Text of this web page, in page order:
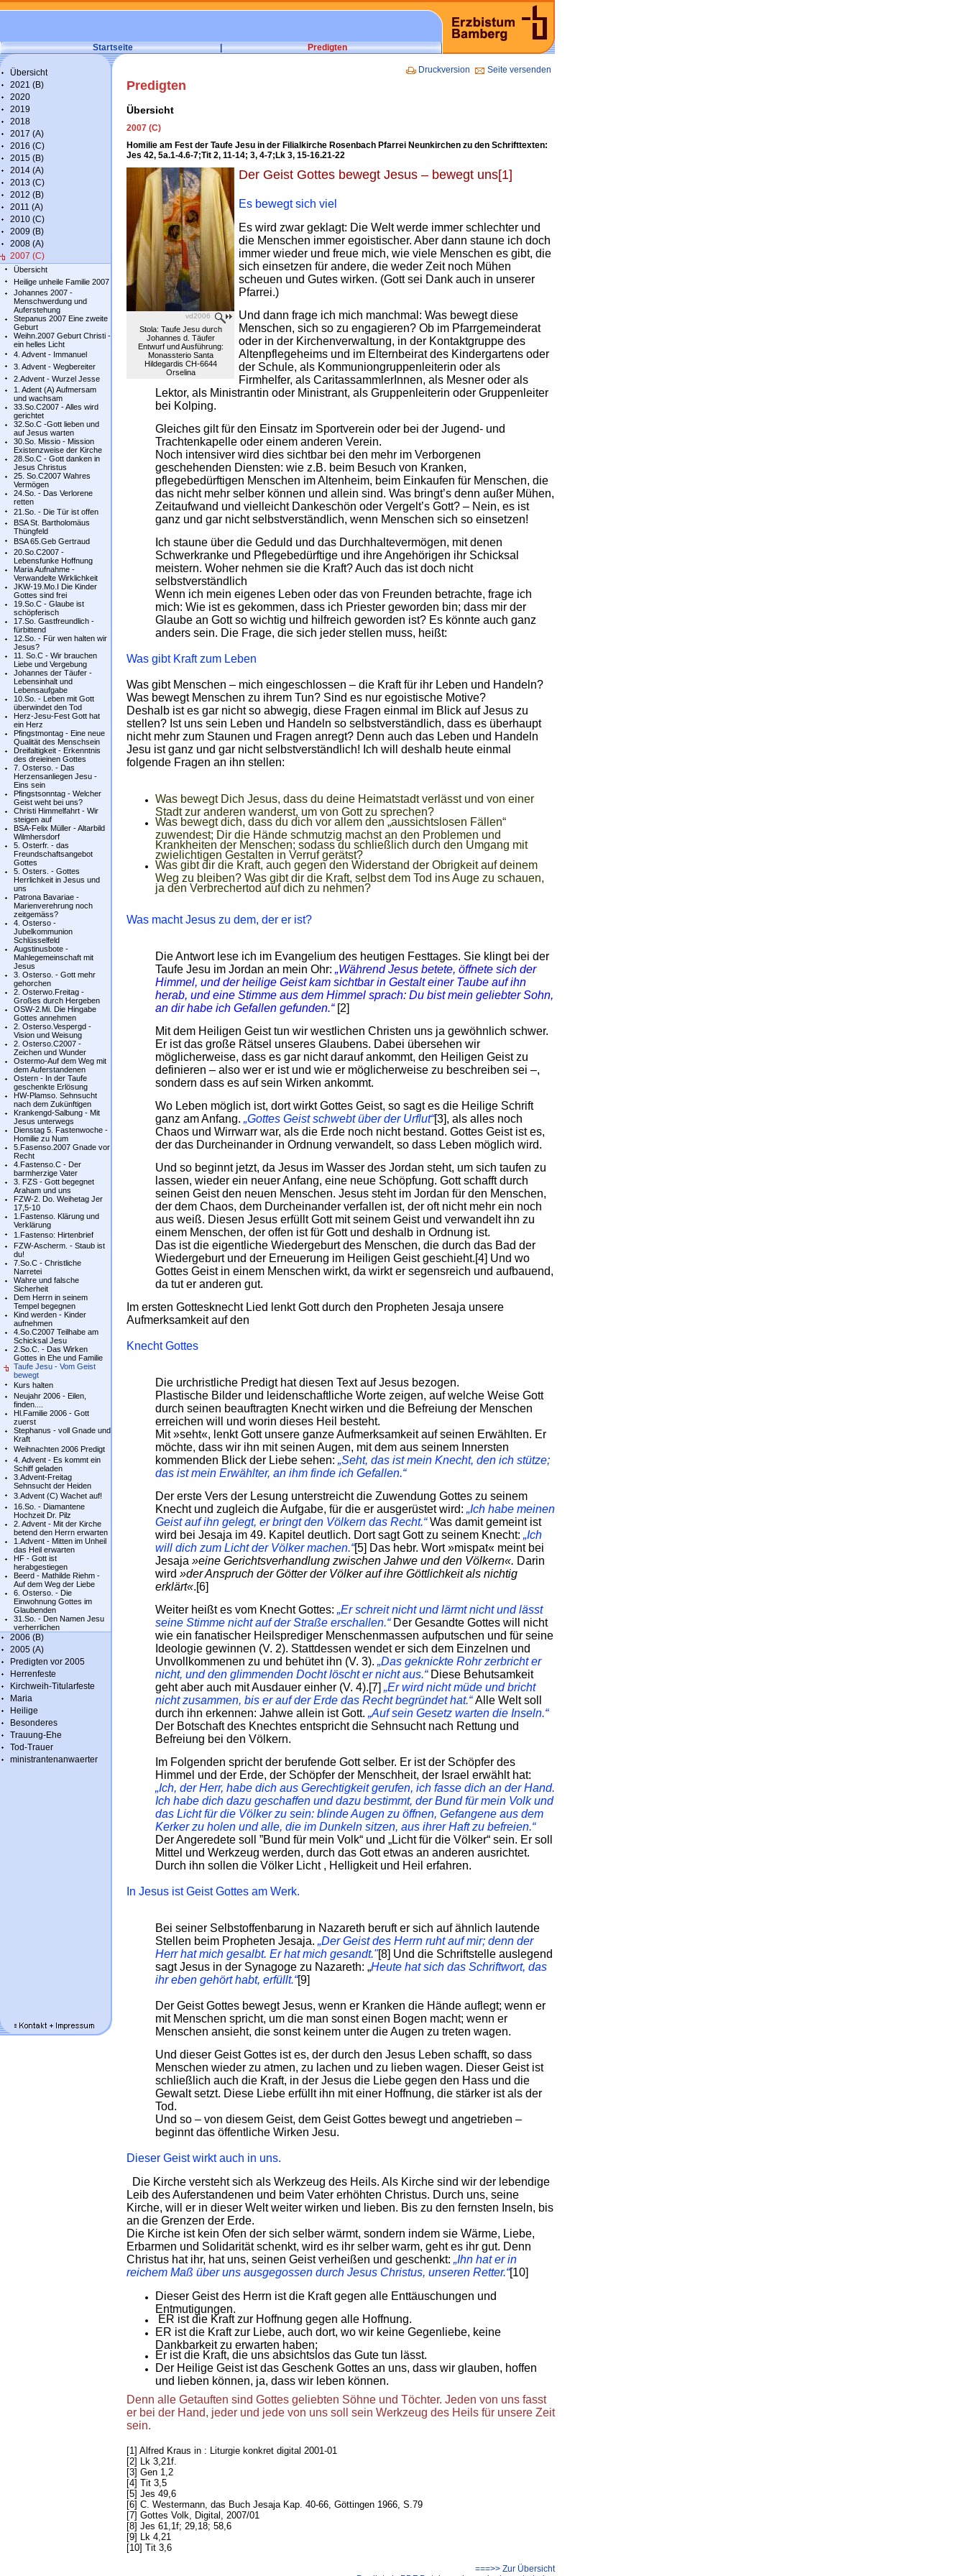
Startseite | Predigten
Übersicht
2021 (B)
2020
2019
2018
2017 (A)
2016 (C)
2015 (B)
2014 (A)
2013 (C)
2012 (B)
2011 (A)
2010 (C)
2009 (B)
2008 (A)
2007 (C)
Übersicht
Heilige unheile Familie 2007
Johannes 2007 -
Menschwerdung und
Auferstehung
Stepanus 2007 Eine zweite
Geburt
Weihn.2007 Geburt Christi -
ein helles Licht
4. Advent - Immanuel
3. Advent - Wegbereiter
2.Advent - Wurzel Jesse
1. Adent (A) Aufmersam
und wachsam
33.So.C2007 - Alles wird
gerichtet
32.So.C -Gott lieben und
auf Jesus warten
30.So. Missio - Mission
Existenzweise der Kirche
28.So.C - Gott danken in
Jesus Christus
25. So.C2007 Wahres
Vermögen
24.So. - Das Verlorene
retten
21.So. - Die Tür ist offen
BSA St. Bartholomäus
Thüngfeld
BSA 65.Geb Gertraud
20.So.C2007 -
Lebensfunke Hoffnung
Maria Aufnahme -
Verwandelte Wirklichkeit
JKW-19.Mo.I Die Kinder
Gottes sind frei
19.So.C - Glaube ist
schöpferisch
17.So. Gastfreundlich -
fürbittend
12.So. - Für wen halten wir
Jesus?
11. So.C - Wir brauchen
Liebe und Vergebung
Johannes der Täufer -
Lebensinhalt und
Lebensaufgabe
10.So. - Leben mit Gott
überwindet den Tod
Herz-Jesu-Fest Gott hat
ein Herz
Pfingstmontag - Eine neue
Qualität des Menschsein
Dreifaltigkeit - Erkenntnis
des dreieinen Gottes
7. Osterso. - Das
Herzensanliegen Jesu -
Eins sein
Pfingstsonntag - Welcher
Geist weht bei uns?
Christi Himmelfahrt - Wir
steigen auf
BSA-Felix Müller - Altarbild
Wilmhersdorf
5. Osterfr. - das
Freundschaftsangebot
Gottes
5. Osters. - Gottes
Herrlichkeit in Jesus und
uns
Patrona Bavariae -
Marienverehrung noch
zeitgemäss?
4. Osterso -
Jubelkommunion
Schlüsselfeld
Augstinusbote -
Mahlegemeinschaft mit
Jesus
3. Osterso. - Gott mehr
gehorchen
2. Osterwo.Freitag -
Großes durch Hergeben
OSW-2.Mi. Die Hingabe
Gottes annehmen
2. Osterso.Vespergd -
Vision und Weisung
2. Osterso.C2007 -
Zeichen und Wunder
Ostermo-Auf dem Weg mit
dem Auferstandenen
Ostern - In der Taufe
geschenkte Erlösung
HW-Plamso. Sehnsucht
nach dem Zukünftigen
Krankengd-Salbung - Mit
Jesus unterwegs
Dienstag 5. Fastenwoche -
Homilie zu Num
5.Fasenso.2007 Gnade vor
Recht
4.Fastenso.C - Der
barmherzige Vater
3. FZS - Gott begegnet
Araham und uns
FZW-2. Do. Weihetag Jer
17,5-10
1.Fastenso. Klärung und
Verklärung
1.Fastenso: Hirtenbrief
FZW-Ascherm. - Staub ist
du!
7.So.C - Christliche
Narretei
Wahre und falsche
Sicherheit
Dem Herrn in seinem
Tempel begegnen
Kind werden - Kinder
aufnehmen
4.So.C2007 Teilhabe am
Schicksal Jesu
2.So.C. - Das Wirken
Gottes in Ehe und Familie
Taufe Jesu - Vom Geist
bewegt
Kurs halten
Neujahr 2006 - Eilen,
finden....
Hl.Familie 2006 - Gott
zuerst
Stephanus - voll Gnade und
Kraft
Weihnachten 2006 Predigt
4. Advent - Es kommt ein
Schiff geladen
3.Advent-Freitag
Sehnsucht der Heiden
3.Advent (C) Wachet auf!
16.So. - Diamantene
Hochzeit Dr. Pilz
2. Advent - Mit der Kirche
betend den Herrn erwarten
1.Advent - Mitten im Unheil
das Heil erwarten
HF - Gott ist
herabgestiegen
Beerd - Mathilde Riehm -
Auf dem Weg der Liebe
6. Osterso. - Die
Einwohnung Gottes im
Glaubenden
31.So. - Den Namen Jesu
verherrlichen
2006 (B)
2005 (A)
Predigten vor 2005
Herrenfeste
Kirchweih-Titularfeste
Maria
Heilige
Besonderes
Trauung-Ehe
Tod-Trauer
ministrantenanwaerter
Druckversion Seite versenden
Predigten
Übersicht
2007 (C)
Homilie am Fest der Taufe Jesu in der Filialkirche Rosenbach Pfarrei Neunkirchen zu den Schrifttexten:
Jes 42, 5a.1-4.6-7;Tit 2, 11-14; 3, 4-7;Lk 3, 15-16.21-22
vd2006
Stola: Taufe Jesu durch
Johannes d. Täufer
Entwurf und Ausführung:
Monassterio Santa
Hildegardis CH-6644
Orselina
Der Geist Gottes bewegt Jesus – bewegt uns[1]
Es bewegt sich viel
Es wird zwar geklagt: Die Welt werde immer schlechter und
die Menschen immer egoistischer. Aber dann staune ich doch
immer wieder und freue mich, wie viele Menschen es gibt, die
sich einsetzen für andere, die weder Zeit noch Mühen
scheuen und Gutes wirken. (Gott sei Dank auch in unserer
Pfarrei.)
Und dann frage ich mich manchmal: Was bewegt diese
Menschen, sich so zu engagieren? Ob im Pfarrgemeinderat
oder in der Kirchenverwaltung, in der Kontaktgruppe des
Altenpflegeheims und im Elternbeirat des Kindergartens oder
der Schule, als Kommuniongruppenleiterin oder als
Firmhelfer, als CaritassammlerInnen, als Mesner oder als
Lektor, als Ministrantin oder Ministrant, als Gruppenleiterin oder Gruppenleiter
bei Kolping.
Gleiches gilt für den Einsatz im Sportverein oder bei der Jugend- und
Trachtenkapelle oder einem anderen Verein.
Noch intensiver wird dies sichtbar bei den mehr im Verborgenen
geschehenden Diensten: wie z.B. beim Besuch von Kranken,
pflegebedürftigen Menschen im Altenheim, beim Einkaufen für Menschen, die
das nicht mehr selber können und allein sind. Was bringt’s denn außer Mühen,
Zeitaufwand und vielleicht Dankeschön oder Vergelt’s Gott? – Nein, es ist
ganz und gar nicht selbstverständlich, wenn Menschen sich so einsetzen!
Ich staune über die Geduld und das Durchhaltevermögen, mit denen
Schwerkranke und Pflegebedürftige und ihre Angehörigen ihr Schicksal
meistern. Woher nehmen sie die Kraft? Auch das ist doch nicht
selbstverständlich
Wenn ich mein eigenes Leben oder das von Freunden betrachte, frage ich
mich: Wie ist es gekommen, dass ich Priester geworden bin; dass mir der
Glaube an Gott so wichtig und hilfreich geworden ist? Es könnte auch ganz
anders sein. Die Frage, die sich jeder stellen muss, heißt:
Was gibt Kraft zum Leben
Was gibt Menschen – mich eingeschlossen – die Kraft für ihr Leben und Handeln?
Was bewegt Menschen zu ihrem Tun? Sind es nur egoistische Motive?
Deshalb ist es gar nicht so abwegig, diese Fragen einmal im Blick auf Jesus zu
stellen? Ist uns sein Leben und Handeln so selbstverständlich, dass es überhaupt
nicht mehr zum Staunen und Fragen anregt? Denn auch das Leben und Handeln
Jesu ist ganz und gar nicht selbstverständlich! Ich will deshalb heute einmal
folgende Fragen an ihn stellen:
Was bewegt Dich Jesus, dass du deine Heimatstadt verlässt und von einer
Stadt zur anderen wanderst, um von Gott zu sprechen?
Was bewegt dich, dass du dich vor allem den „aussichtslosen Fällen“
zuwendest; Dir die Hände schmutzig machst an den Problemen und
Krankheiten der Menschen; sodass du schließlich durch den Umgang mit
zwielichtigen Gestalten in Verruf gerätst?
Was gibt dir die Kraft, auch gegen den Widerstand der Obrigkeit auf deinem
Weg zu bleiben? Was gibt dir die Kraft, selbst dem Tod ins Auge zu schauen,
ja den Verbrechertod auf dich zu nehmen?
Was macht Jesus zu dem, der er ist?
Die Antwort lese ich im Evangelium des heutigen Festtages. Sie klingt bei der
Taufe Jesu im Jordan an mein Ohr: „Während Jesus betete, öffnete sich der
Himmel, und der heilige Geist kam sichtbar in Gestalt einer Taube auf ihn
herab, und eine Stimme aus dem Himmel sprach: Du bist mein geliebter Sohn,
an dir habe ich Gefallen gefunden.“[2]
Mit dem Heiligen Geist tun wir westlichen Christen uns ja gewöhnlich schwer.
Er ist das große Rätsel unseres Glaubens. Dabei übersehen wir
möglicherweise, dass es gar nicht darauf ankommt, den Heiligen Geist zu
definieren – also wer er ist und wie er möglicherweise zu beschreiben sei –,
sondern dass es auf sein Wirken ankommt.
Wo Leben möglich ist, dort wirkt Gottes Geist, so sagt es die Heilige Schrift
ganz am Anfang. „Gottes Geist schwebt über der Urflut“[3], als alles noch
Chaos und Wirrwarr war, als die Erde noch nicht bestand. Gottes Geist ist es,
der das Durcheinander in Ordnung verwandelt, so dass Leben möglich wird.
Und so beginnt jetzt, da Jesus im Wasser des Jordan steht, um sich taufen zu
lassen, wieder ein neuer Anfang, eine neue Schöpfung. Gott schafft durch
seinen Geist den neuen Menschen. Jesus steht im Jordan für den Menschen,
der dem Chaos, dem Durcheinander verfallen ist, der oft nicht mehr ein noch
aus weiß. Diesen Jesus erfüllt Gott mit seinem Geist und verwandelt ihn zu
einem Menschen, der offen ist für Gott und deshalb in Ordnung ist.
Das ist die eigentliche Wiedergeburt des Menschen, die durch das Bad der
Wiedergeburt und der Erneuerung im Heiligen Geist geschieht.[4] Und wo
Gottes Geist in einem Menschen wirkt, da wirkt er segensreich und aufbauend,
da tut er anderen gut.
Im ersten Gottesknecht Lied lenkt Gott durch den Propheten Jesaja unsere
Aufmerksamkeit auf den
Knecht Gottes
Die urchristliche Predigt hat diesen Text auf Jesus bezogen.
Plastische Bilder und leidenschaftliche Worte zeigen, auf welche Weise Gott
durch seinen beauftragten Knecht wirken und die Befreiung der Menschen
erreichen will und worin dieses Heil besteht.
Mit »seht«, lenkt Gott unsere ganze Aufmerksamkeit auf seinen Erwählten. Er
möchte, dass wir ihn mit seinen Augen, mit dem aus seinem Innersten
kommenden Blick der Liebe sehen: „Seht, das ist mein Knecht, den ich stütze;
das ist mein Erwählter, an ihm finde ich Gefallen.“
Der erste Vers der Lesung unterstreicht die Zuwendung Gottes zu seinem
Knecht und zugleich die Aufgabe, für die er ausgerüstet wird: „Ich habe meinen
Geist auf ihn gelegt, er bringt den Völkern das Recht.“Was damit gemeint ist
wird bei Jesaja im 49. Kapitel deutlich. Dort sagt Gott zu seinem Knecht: „Ich
will dich zum Licht der Völker machen.“[5] Das hebr. Wort »mispat« meint bei
Jesaja »eine Gerichtsverhandlung zwischen Jahwe und den Völkern«. Darin
wird »der Anspruch der Götter der Völker auf ihre Göttlichkeit als nichtig
erklärt«.[6]
Weiter heißt es vom Knecht Gottes: „Er schreit nicht und lärmt nicht und lässt
seine Stimme nicht auf der Straße erschallen.“ Der Gesandte Gottes will nicht
wie ein fanatischer Heilsprediger Menschenmassen aufputschen und für seine
Ideologie gewinnen (V. 2). Stattdessen wendet er sich dem Einzelnen und
Unvollkommenen zu und behütet ihn (V. 3). „Das geknickte Rohr zerbricht er
nicht, und den glimmenden Docht löscht er nicht aus.“Diese Behutsamkeit
geht aber auch mit Ausdauer einher (V. 4).[7] „Er wird nicht müde und bricht
nicht zusammen, bis er auf der Erde das Recht begründet hat.“Alle Welt soll
durch ihn erkennen: Jahwe allein ist Gott. „Auf sein Gesetz warten die Inseln.“
Der Botschaft des Knechtes entspricht die Sehnsucht nach Rettung und
Befreiung bei den Völkern.
Im Folgenden spricht der berufende Gott selber. Er ist der Schöpfer des
Himmel und der Erde, der Schöpfer der Menschheit, der Israel erwählt hat:
„Ich, der Herr, habe dich aus Gerechtigkeit gerufen, ich fasse dich an der Hand.
Ich habe dich dazu geschaffen und dazu bestimmt, der Bund für mein Volk und
das Licht für die Völker zu sein: blinde Augen zu öffnen, Gefangene aus dem
Kerker zu holen und alle, die im Dunkeln sitzen, aus ihrer Haft zu befreien.“
Der Angeredete soll ”Bund für mein Volk“ und „Licht für die Völker“ sein. Er soll
Mittel und Werkzeug werden, durch das Gott etwas an anderen ausrichtet.
Durch ihn sollen die Völker Licht , Helligkeit und Heil erfahren.
In Jesus ist Geist Gottes am Werk.
Bei seiner Selbstoffenbarung in Nazareth beruft er sich auf ähnlich lautende
Stellen beim Propheten Jesaja. „Der Geist des Herrn ruht auf mir; denn der
Herr hat mich gesalbt. Er hat mich gesandt."[8] Und die Schriftstelle auslegend
sagt Jesus in der Synagoge zu Nazareth: „Heute hat sich das Schriftwort, das
ihr eben gehört habt, erfüllt.“[9]
Der Geist Gottes bewegt Jesus, wenn er Kranken die Hände auflegt; wenn er
mit Menschen spricht, um die man sonst einen Bogen macht; wenn er
Menschen ansieht, die sonst keinem unter die Augen zu treten wagen.
Und dieser Geist Gottes ist es, der durch den Jesus Leben schafft, so dass
Menschen wieder zu atmen, zu lachen und zu lieben wagen. Dieser Geist ist
schließlich auch die Kraft, in der Jesus die Liebe gegen den Hass und die
Gewalt setzt. Diese Liebe erfüllt ihn mit einer Hoffnung, die stärker ist als der
Tod.
Und so – von diesem Geist, dem Geist Gottes bewegt und angetrieben –
beginnt das öffentliche Wirken Jesu.
Dieser Geist wirkt auch in uns.
Die Kirche versteht sich als Werkzeug des Heils. Als Kirche sind wir der lebendige
Leib des Auferstandenen und beim Vater erhöhten Christus. Durch uns, seine
Kirche, will er in dieser Welt weiter wirken und lieben. Bis zu den fernsten Inseln, bis
an die Grenzen der Erde.
Die Kirche ist kein Ofen der sich selber wärmt, sondern indem sie Wärme, Liebe,
Erbarmen und Solidarität schenkt, wird es ihr selber warm, geht es ihr gut. Denn
Christus hat ihr, hat uns, seinen Geist verheißen und geschenkt: „Ihn hat er in
reichem Maß über uns ausgegossen durch Jesus Christus, unseren Retter.“[10]
Dieser Geist des Herrn ist die Kraft gegen alle Enttäuschungen und
Entmutigungen.
ER ist die Kraft zur Hoffnung gegen alle Hoffnung.
ER ist die Kraft zur Liebe, auch dort, wo wir keine Gegenliebe, keine
Dankbarkeit zu erwarten haben;
Er ist die Kraft, die uns absichtslos das Gute tun lässt.
Der Heilige Geist ist das Geschenk Gottes an uns, dass wir glauben, hoffen
und lieben können, ja, dass wir leben können.
Denn alle Getauften sind Gottes geliebten Söhne und Töchter. Jeden von uns fasst
er bei der Hand, jeder und jede von uns soll sein Werkzeug des Heils für unsere Zeit
sein.
[1] Alfred Kraus in : Liturgie konkret digital 2001-01
[2] Lk 3,21f.
[3] Gen 1,2
[4] Tit 3,5
[5] Jes 49,6
[6] C. Westermann, das Buch Jesaja Kap. 40-66, Göttingen 1966, S.79
[7] Gottes Volk, Digital, 2007/01
[8] Jes 61,1f; 29,18; 58,6
[9] Lk 4,21
[10] Tit 3,6
===>> Zur Übersicht